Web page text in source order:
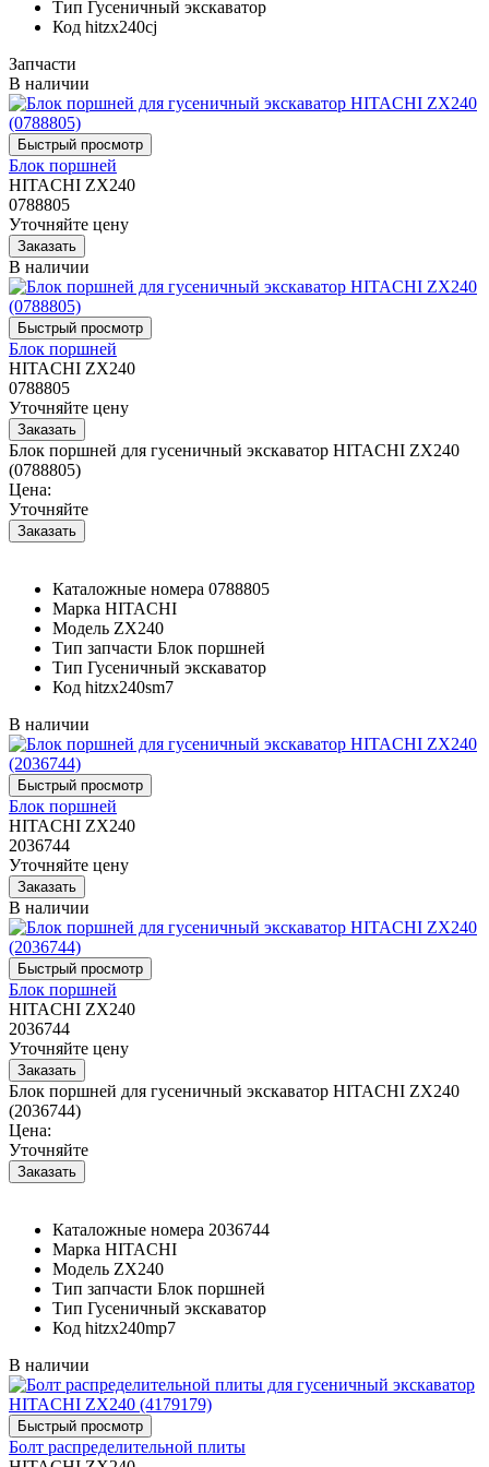
Тип Гусеничный экскаватор
Код hitzx240cj
Запчасти
В наличии
Блок поршней
HITACHI ZX240
0788805
Уточняйте цену
В наличии
Блок поршней
HITACHI ZX240
0788805
Уточняйте цену
Блок поршней для гусеничный экскаватор HITACHI ZX240
(0788805)
Цена:
Уточняйте
Каталожные номера 0788805
Марка HITACHI
Модель ZX240
Тип запчасти Блок поршней
Тип Гусеничный экскаватор
Код hitzx240sm7
В наличии
Блок поршней
HITACHI ZX240
2036744
Уточняйте цену
В наличии
Блок поршней
HITACHI ZX240
2036744
Уточняйте цену
Блок поршней для гусеничный экскаватор HITACHI ZX240
(2036744)
Цена:
Уточняйте
Каталожные номера 2036744
Марка HITACHI
Модель ZX240
Тип запчасти Блок поршней
Тип Гусеничный экскаватор
Код hitzx240mp7
В наличии
Болт распределительной плиты